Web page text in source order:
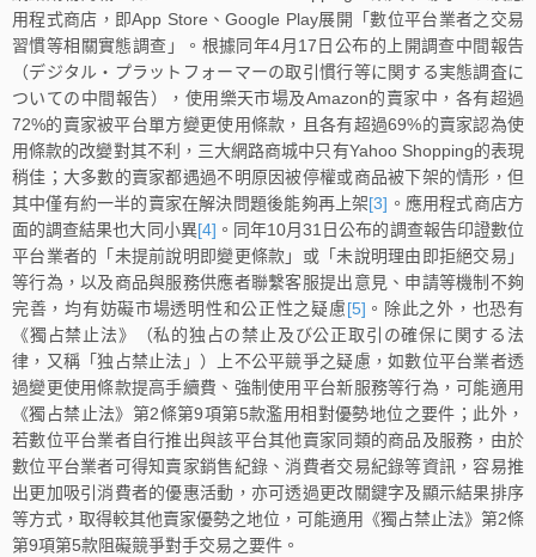
用程式商店，即App Store、Google Play展開「數位平台業者之交易
習慣等相關實態調查」。根據同年4月17日公布的上開調查中間報告
（デジタル・プラットフォーマーの取引慣行等に関する実態調査に
ついての中間報告），使用樂天市場及Amazon的賣家中，各有超過
72%的賣家被平台單方變更使用條款，且各有超過69%的賣家認為使
用條款的改變對其不利，三大網路商城中只有Yahoo Shopping的表現
稍佳；大多數的賣家都遇過不明原因被停權或商品被下架的情形，但
其中僅有約一半的賣家在解決問題後能夠再上架[3] 。應用程式商店方
面的調查結果也大同小異[4] 。同年10月31日公布的調查報告印證數位
平台業者的「未提前說明即變更條款」或「未說明理由即拒絕交易」
等行為，以及商品與服務供應者聯繫客服提出意見、申請等機制不夠
完善，均有妨礙市場透明性和公正性之疑慮[5] 。除此之外，也恐有
《獨占禁止法》（私的独占の禁止及び公正取引の確保に関する法
律，又稱「独占禁止法」）上不公平競爭之疑慮，如數位平台業者透
過變更使用條款提高手續費、強制使用平台新服務等行為，可能適用
《獨占禁止法》第2條第9項第5款濫用相對優勢地位之要件；此外，
若數位平台業者自行推出與該平台其他賣家同類的商品及服務，由於
數位平台業者可得知賣家銷售紀錄、消費者交易紀錄等資訊，容易推
出更加吸引消費者的優惠活動，亦可透過更改關鍵字及顯示結果排序
等方式，取得較其他賣家優勢之地位，可能適用《獨占禁止法》第2條
第9項第5款阻礙競爭對手交易之要件。